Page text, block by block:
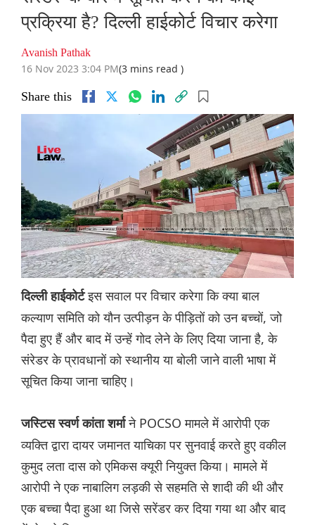
प्रक्रिया है? दिल्ली हाईकोर्ट विचार करेगा
Avanish Pathak
16 Nov 2023 3:04 PM(3 mins read )
Share this
दिल्ली हाईकोर्टइस सवाल पर विचार करेगा कि क्या बाल
कल्याण समिति को यौन उत्पीड़न के पीड़ितों को उन बच्चों, जो
पैदा हुए हैं और बाद में उन्हें गोद लेने के लिए दिया जाना है, के
संरेडर के प्रावधानों को स्थानीय या बोली जाने वाली भाषा में
सूचित किया जाना चाहिए।
जस्टिस स्वर्ण कांता शर्माने POCSO मामले में आरोपी एक
व्यक्ति द्वारा दायर जमानत याचिका पर सुनवाई करते हुए वकील
कुमुद लता दास को एमिकस क्यूरी नियुक्त किया। मामले में
आरोपी ने एक नाबालिग लड़की से सहमति से शादी की थी और
एक बच्चा पैदा हुआ था जिसे सरेंडर कर दिया गया था और बाद